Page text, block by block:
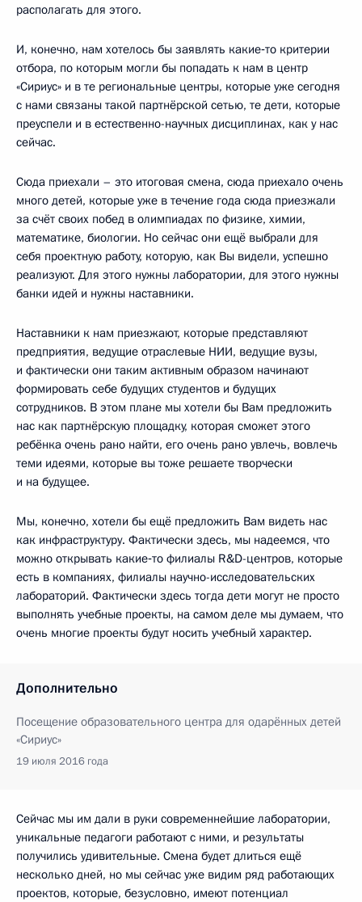
располагать для этого.
И, конечно, нам хотелось бы заявлять какие‑то критерии
отбора, по которым могли бы попадать к нам в центр
«Сириус» и в те региональные центры, которые уже сегодня
с нами связаны такой партнёрской сетью, те дети, которые
преуспели и в естественно-научных дисциплинах, как у нас
сейчас.
Сюда приехали – это итоговая смена, сюда приехало очень
много детей, которые уже в течение года сюда приезжали
за счёт своих побед в олимпиадах по физике, химии,
математике, биологии. Но сейчас они ещё выбрали для
себя проектную работу, которую, как Вы видели, успешно
реализуют. Для этого нужны лаборатории, для этого нужны
банки идей и нужны наставники.
Наставники к нам приезжают, которые представляют
предприятия, ведущие отраслевые НИИ, ведущие вузы,
и фактически они таким активным образом начинают
формировать себе будущих студентов и будущих
сотрудников. В этом плане мы хотели бы Вам предложить
нас как партнёрскую площадку, которая сможет этого
ребёнка очень рано найти, его очень рано увлечь, вовлечь
теми идеями, которые вы тоже решаете творчески
и на будущее.
Мы, конечно, хотели бы ещё предложить Вам видеть нас
как инфраструктуру. Фактически здесь, мы надеемся, что
можно открывать какие‑то филиалы R&D-центров, которые
есть в компаниях, филиалы научно-исследовательских
лабораторий. Фактически здесь тогда дети могут не просто
выполнять учебные проекты, на самом деле мы думаем, что
очень многие проекты будут носить учебный характер.
Дополнительно
Посещение образовательного центра для одарённых детей
«Сириус»
19 июля 2016 года
Сейчас мы им дали в руки современнейшие лаборатории,
уникальные педагоги работают с ними, и результаты
получились удивительные. Смена будет длиться ещё
несколько дней, но мы сейчас уже видим ряд работающих
проектов, которые, безусловно, имеют потенциал